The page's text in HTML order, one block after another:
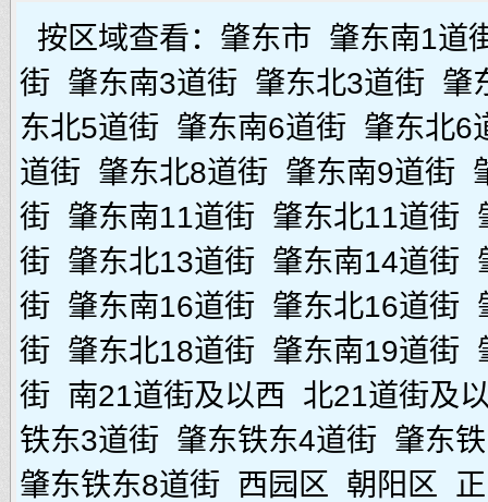
按区域查看： 肇东市 肇东南1道
街 肇东南3道街 肇东北3道街 肇
东北5道街 肇东南6道街 肇东北6
道街 肇东北8道街 肇东南9道街
街 肇东南11道街 肇东北11道街
街 肇东北13道街 肇东南14道街
街 肇东南16道街 肇东北16道街
街 肇东北18道街 肇东南19道街
街 南21道街及以西 北21道街及
铁东3道街 肇东铁东4道街 肇东
肇东铁东8道街 西园区 朝阳区